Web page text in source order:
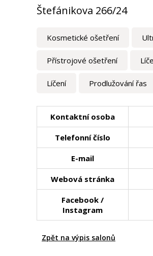
Štefánikova 266/24
Kosmetické ošetření
Přístrojové ošetření
Líčení Prodlužování řas
Kontaktní osoba
Telefonní číslo
E-mail
Webová stránka
Facebook /
Instagram
Zpět na výpis salonů